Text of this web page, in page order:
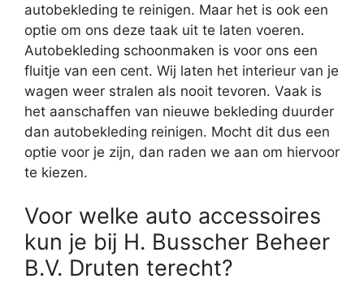
autobekleding te reinigen. Maar het is ook een
optie om ons deze taak uit te laten voeren.
Autobekleding schoonmaken is voor ons een
fluitje van een cent. Wij laten het interieur van je
wagen weer stralen als nooit tevoren. Vaak is
het aanschaffen van nieuwe bekleding duurder
dan autobekleding reinigen. Mocht dit dus een
optie voor je zijn, dan raden we aan om hiervoor
te kiezen.
Voor welke auto accessoires
kun je bij H. Busscher Beheer
B.V. Druten terecht?